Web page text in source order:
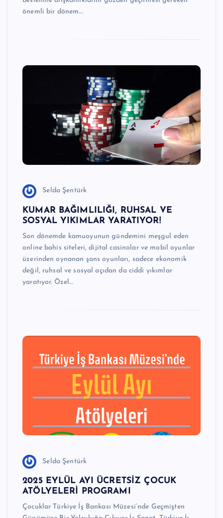
önemli bir dönem.…
Selda Şentürk
KUMAR BAĞIMLILIĞI, RUHSAL VE
SOSYAL YIKIMLAR YARATIYOR!
Son dönemde kamuoyunun gündemini meşgul eden
online bahis siteleri, dijital casinolar ve mobil oyunlar
üzerinden oynanan şans oyunları, sadece ekonomik
değil, ruhsal ve sosyal açıdan da ciddi yıkımlar
yaratıyor. Özel…
Selda Şentürk
2025 EYLÜL AYI ÜCRETSİZ ÇOCUK
ATÖLYELERİ PROGRAMI
Çocuklar Türkiye İş Bankası Müzesi’nde Geçmişten